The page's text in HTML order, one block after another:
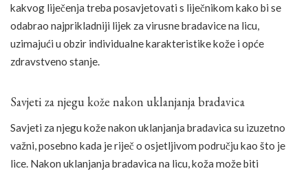
kakvog liječenja treba posavjetovati s liječnikom kako bi se
odabrao najprikladniji lijek za virusne bradavice na licu,
uzimajući u obzir individualne karakteristike kože i opće
zdravstveno stanje.
Savjeti za njegu kože nakon uklanjanja bradavica
Savjeti za njegu kože nakon uklanjanja bradavica su izuzetno
važni, posebno kada je riječ o osjetljivom području kao što je
lice. Nakon uklanjanja bradavica na licu, koža može biti